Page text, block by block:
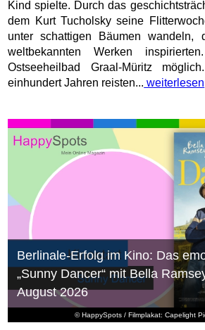
Kind spielte. Durch das
dem Kurt Tucholsky seine
unter schattigen Bäumen wandeln,
weltbekannten Werken
Ostseeheilbad Graal-Müritz
einhundert Jahren reisten... weiterlesen
© HappySpots / Filmplakat: Capelight
Berlinale-Erfolg im Kino: Das
„Sunny Dancer“ mit Bella
August 2026